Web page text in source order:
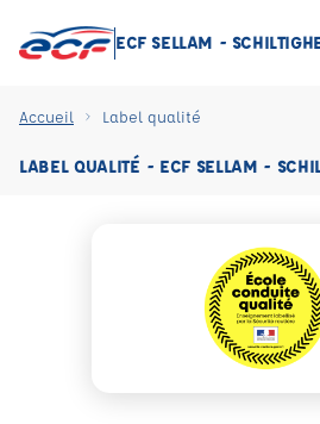
ECF SELLAM -
Accueil Label qualité
LABEL QUALITÉ - ECF SELLAM -